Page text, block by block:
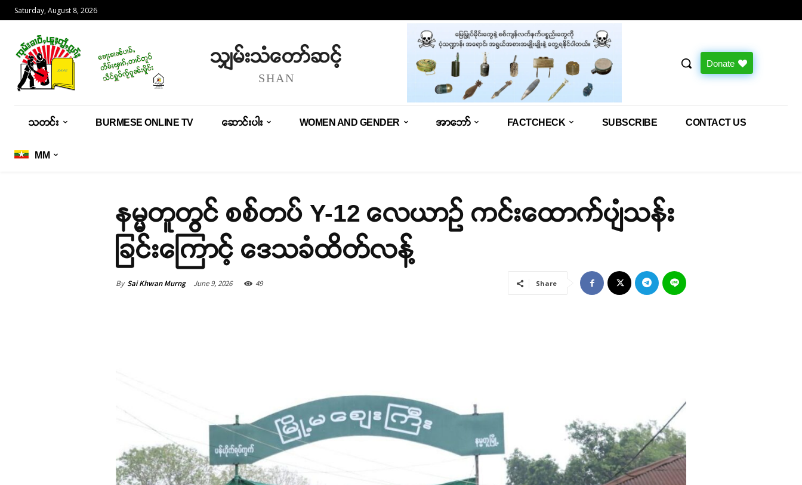
Saturday, August 8, 2026
သျှမ်းသံတော်ဆင့်
SHAN
Donate
သတင်း BURMESE ONLINE TV ဆောင်းပါး WOMEN AND GENDER အာဘော် FACTCHECK SUBSCRIBE CONTACT US
MM
နမ္မတူတွင် စစ်တပ် Y-12 လေယာဉ် ကင်းထောက်ပျံသန်း
ခြင်းကြောင့် ဒေသခံထိတ်လန့်
By Sai Khwan Murng June 9, 2026 49 Share